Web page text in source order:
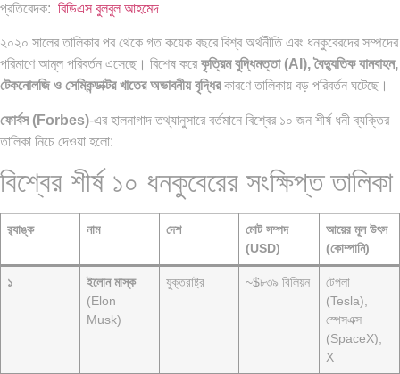
ব্রাজিল ও আর্জেন্টিনার কালো অধ্যায়:… পূর্ব ইউরোপ বনাম তুরস্ক: শত…
পৃথিবীতে বর্তমানে মোট দেশের সংখ্যা…
এশিয়ান সেঞ্চুরির দ্বৈরথ: চীন-ভারতের
বৈশ্বিক…
প্রতিবেদক: বিডিএস বুলবুল আহমেদ
২০২০ সালের তালিকার পর থেকে গত কয়েক বছরে বিশ্ব অর্থনীতি এবং ধনকুবেরদের সম্পদের
পরিমাণে আমূল পরিবর্তন এসেছে। বিশেষ করেকৃত্রিম বুদ্ধিমত্তা (AI), বৈদ্যুতিক যানবাহন,
টেকনোলজি ও সেমিকন্ডাক্টর খাতের অভাবনীয় বৃদ্ধিরকারণে তালিকায় বড় পরিবর্তন ঘটেছে।
ফোর্বস (Forbes)-এর হালনাগাদ তথ্যানুসারে বর্তমানে বিশ্বের ১০ জন শীর্ষ ধনী ব্যক্তির
তালিকা নিচে দেওয়া হলো:
বিশ্বের শীর্ষ ১০ ধনকুবেরের সংক্ষিপ্ত তালিকা
র‍্যাঙ্ক নাম দেশ
মোট সম্পদ
(USD)
আয়ের মূল উৎস
(কোম্পানি)
১
ইলোন মাস্ক
(Elon
Musk)
যুক্তরাষ্ট্র ~$৮৩৯ বিলিয়ন
টেপলা
(Tesla),
স্পেসএক্স
(SpaceX),
X